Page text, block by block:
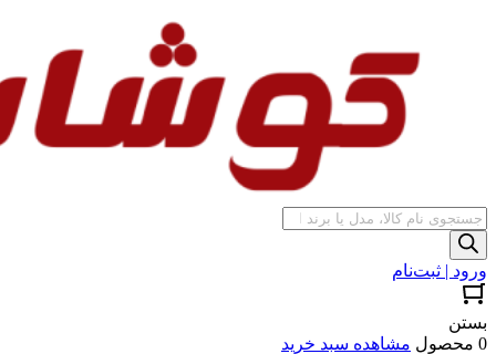
جستجوی
محصولات
ورود | ثبت‌نام
بستن
0 محصول
مشاهده سبد خرید